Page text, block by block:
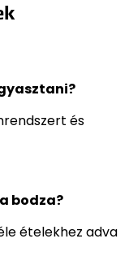
és
bodza?
ételekhez adva